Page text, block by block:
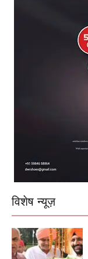
विशेष न्यूज़